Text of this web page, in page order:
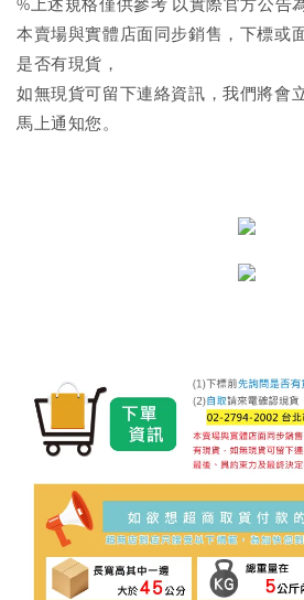
本賣場與實體店面同步銷售，下標或
是否有現貨，
如無現貨可留下連絡資訊，我們將會
馬上通知您。